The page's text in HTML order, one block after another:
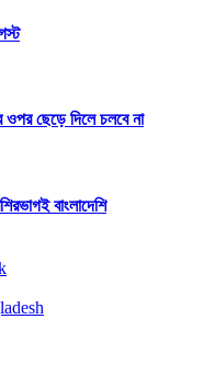
ওপর ছেড়ে দিলে চলবে না
বাংলাদেশি